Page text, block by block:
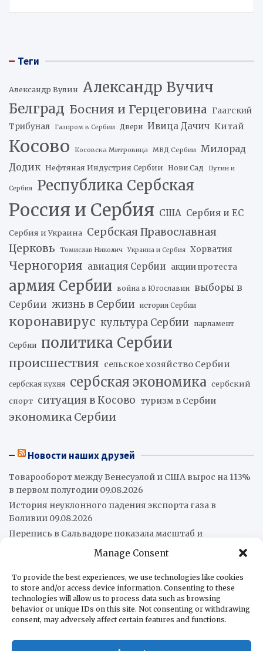
Manage Consent
To provide the best experiences, we use technologies like cookies
to store and/or access device information. Consenting to these
technologies will allow us to process data such as browsing
behavior or unique IDs on this site. Not consenting or withdrawing
consent, may adversely affect certain features and functions.
Теги
Александр Вулин Александр Вучич
Белград Босния и Герцеговина Гаагский
Трибунал
Газпром в Сербии Двери Ивица Дачич Китай
Косово Косовска Митровица МВД Сербии
Милорад
Додик Нефтяная Индустрия Сербии Нови Сад Путин и
Сербия Республика Сербская
Россия и Сербия США Сербия и ЕС
Сербия и Украина Сербская Православная
Церковь
Томислав Николич Украина и Сербия Хорватия
Черногория авиация Сербии акции протеста
армия Сербии война в Югославии
выборы в
Сербии жизнь в Сербии история Сербии
коронавирус культура Сербии парламент
Сербии политика Сербии
происшествия сельское хозяйство Сербии
сербская кухня сербская экономика сербский
спорт ситуация в Косово туризм в Сербии
экономика Сербии
Новости наших друзей
Товарооборот между Венесуэлой и США вырос на 113%
в первом полугодии 09.08.2026
История неуклонного падения экспорта газа в
Боливии 09.08.2026
Перепись в Сальвадоре показала масштаб и
Три колумбийские туристки и пилот погибли при
падении вертолёта в Рио-де-Жанейро09.08.2026
Умер Хорхе Месси, отец Лионеля Месси 08.08.2026
Трамп в поисках кубинских коллаборационистов
08.08.2026
президента Колумбии